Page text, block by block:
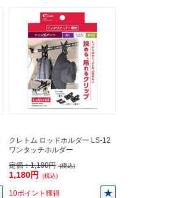
クレトム ロッドホルダー LS-12
ワンタッチホルダー
定価：1,180円 (税込)
1,180円 (税込)
10ポイント獲得